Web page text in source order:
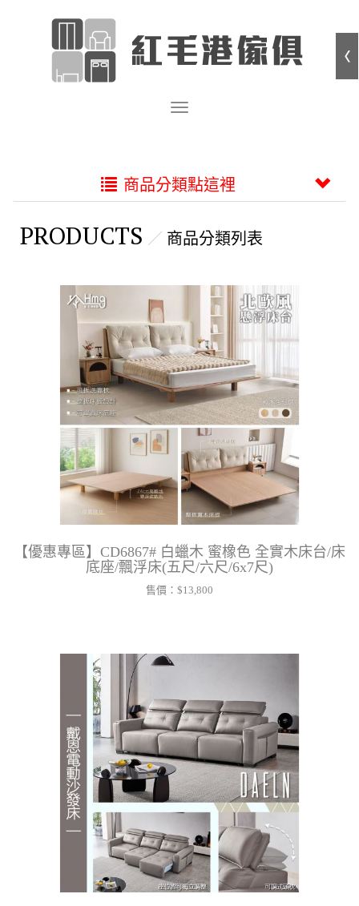
商品分類點這裡
PRODUCTS 商品分類列表
【優惠專區】CD6867# 白蠟木 蜜橡色 全實木床台/床
底座/飄浮床(五尺/六尺/6x7尺)
售價： $13,800